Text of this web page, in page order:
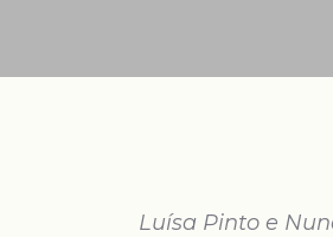
Luísa Pinto e